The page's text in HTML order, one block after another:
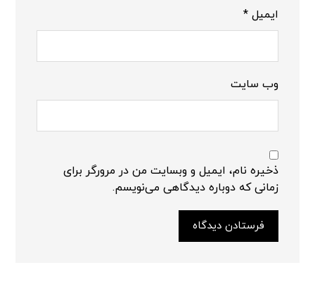
ایمیل*
وب‌ سایت
ذخیره نام، ایمیل و وبسایت من در مرورگر برای
زمانی که دوباره دیدگاهی می‌نویسم.
فرستادن دیدگاه